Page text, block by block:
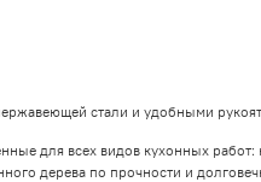
стали и удобными
для всех видов кухонных
дерева по прочности и